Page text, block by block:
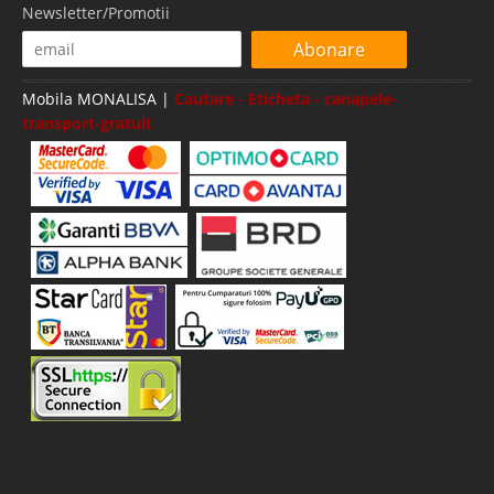
Indisponibil-Furnizor delistat
Adauga la Favorite
Canapele si fotolii Havana matlas la
comanda
Comanda direct din fabrica la pret special Canapele si Fotolii Havana
matlasate cu tetiere si perne Canapeaua si fotoliile Havana matlas sunt
canapele la moda si se recomanda pentru mobilarea unui living modern
Newsletter/Promotii
Abonare
Mobila MONALISA | Cautare - Eticheta - canapele-
transport-gratuit